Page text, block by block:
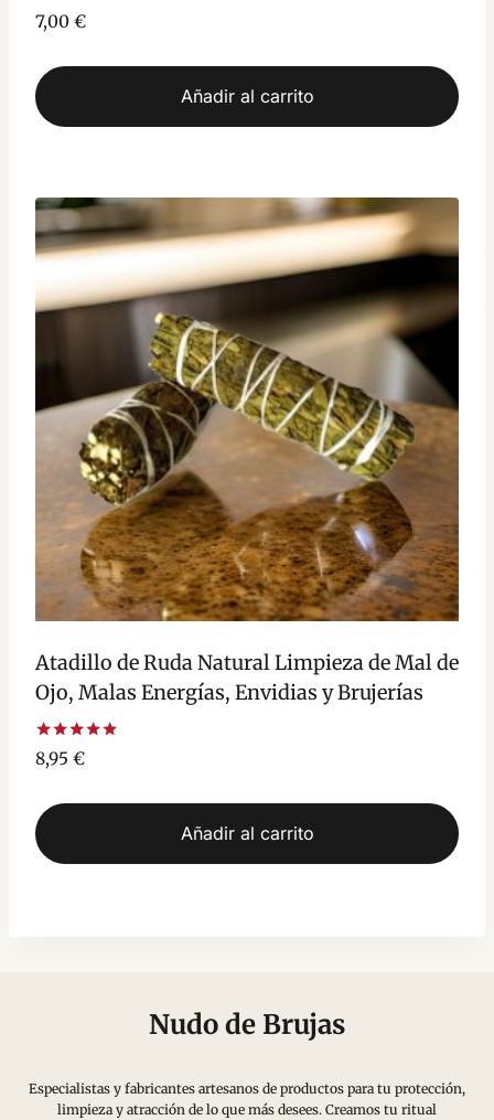
7,00 €
Añadir al carrito
Atadillo de Ruda Natural Limpieza de Mal de
Ojo, Malas Energías, Envidias y Brujerías
Valorado
con
de 5
8,95 €
Añadir al carrito
Nudo de Brujas
Especialistas y fabricantes artesanos de productos para tu protección,
limpieza y atracción de lo que más desees. Creamos tu ritual